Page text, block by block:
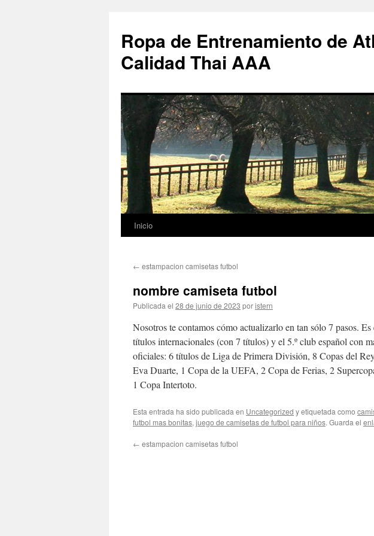
Ropa de Entrenamiento de
Calidad Thai AAA
Saltar
contenido
Inicio
← estampacion camisetas futbol
nombre camiseta futbol
Publicada el 28 de junio de 2023 poristern
Nosotros te contamos cómo actualizarlo en tan sólo 7 pasos.
títulos internacionales (con 7 títulos) y el 5.º club español con
oficiales: 6 títulos de Liga de Primera División, 8 Copas del
Eva Duarte, 1 Copa de la UEFA, 2 Copa de Ferias, 2
1 Copa Intertoto.
Esta entrada ha sido publicada en Uncategorized y etiquetada como
futbol mas bonitas, juego de camisetas de futbol para niños. Guarda el
← estampacion camisetas futbol